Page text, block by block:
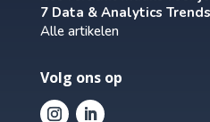
7 Data & Analytics
Alle artikelen
Volg ons op